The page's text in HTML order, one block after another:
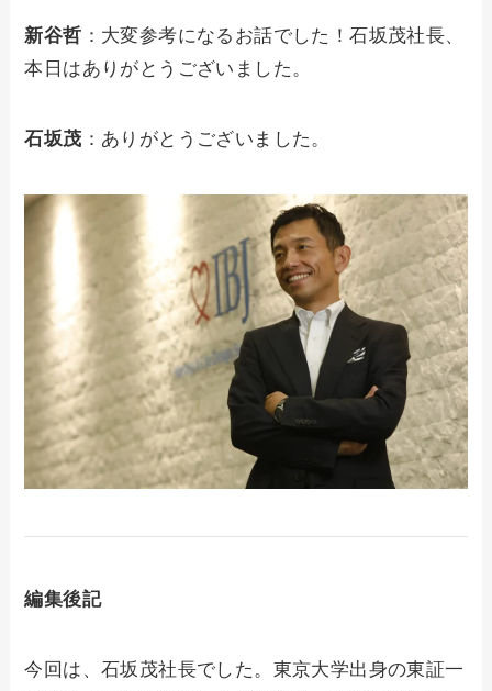
新谷哲 ：大変参考になるお話でした！石坂茂社長、
本日はありがとうございました。
石坂茂 ：ありがとうございました。
編集後記
今回は、石坂茂社長でした。東京大学出身の東証一